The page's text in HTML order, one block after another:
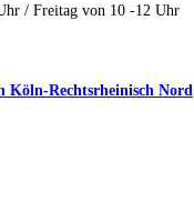
/ Freitag von 10 -12 Uhr
Köln-Rechtsrheinisch Nord